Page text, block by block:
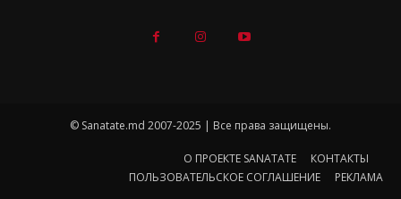
© Sanatate.md 2007-2025 | Все права защищены.
О ПРОЕКТЕ SANATATE
КОНТАКТЫ
ПОЛЬЗОВАТЕЛЬСКОЕ СОГЛАШЕНИЕ
РЕКЛАМА